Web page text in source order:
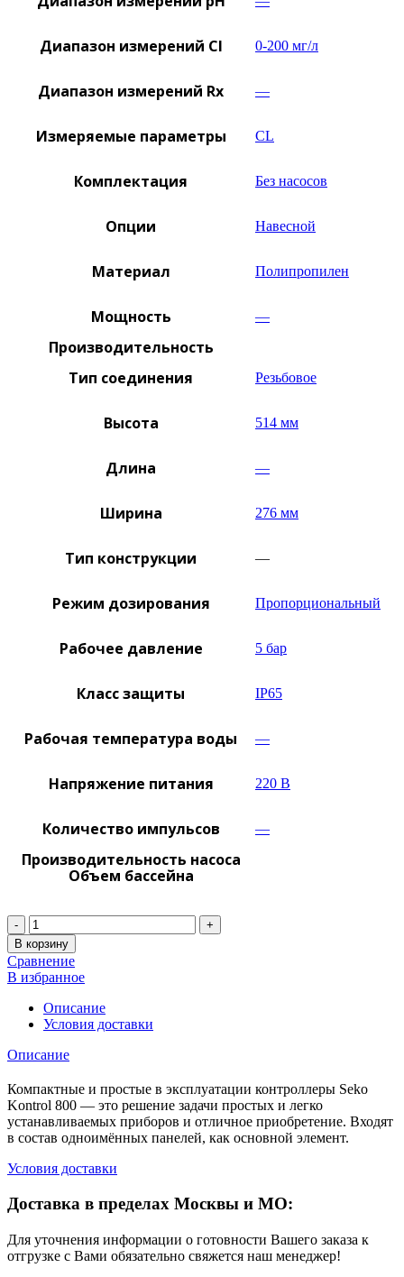
Диапазон измерений Cl 0-200 мг/л
Диапазон измерений Rx —
Измеряемые параметры CL
Комплектация Без насосов
Опции Навесной
Материал Полипропилен
Мощность —
Производительность
Тип соединения
Резьбовое
Высота 514 мм
Длина —
Ширина 276 мм
Тип конструкции —
Режим дозирования Пропорциональный
Рабочее давление 5 бар
Класс защиты IP65
Рабочая температура воды —
Напряжение питания 220 В
Количество импульсов —
Производительность насоса
Объем бассейна
Количество
В корзину
Сравнение
В избранное
Описание
Условия доставки
Описание
Компактные и простые в эксплуатации контроллеры Seko
Kontrol 800 — это решение задачи простых и легко
устанавливаемых приборов и отличное приобретение. Входят
в состав одноимённых панелей, как основной элемент.
Условия доставки
Доставка в пределах Москвы и МО:
Для уточнения информации о готовности Вашего заказа к
отгрузке с Вами обязательно свяжется наш менеджер!